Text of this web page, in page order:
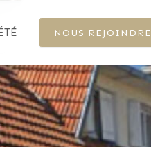
NOUS REJOINDRE